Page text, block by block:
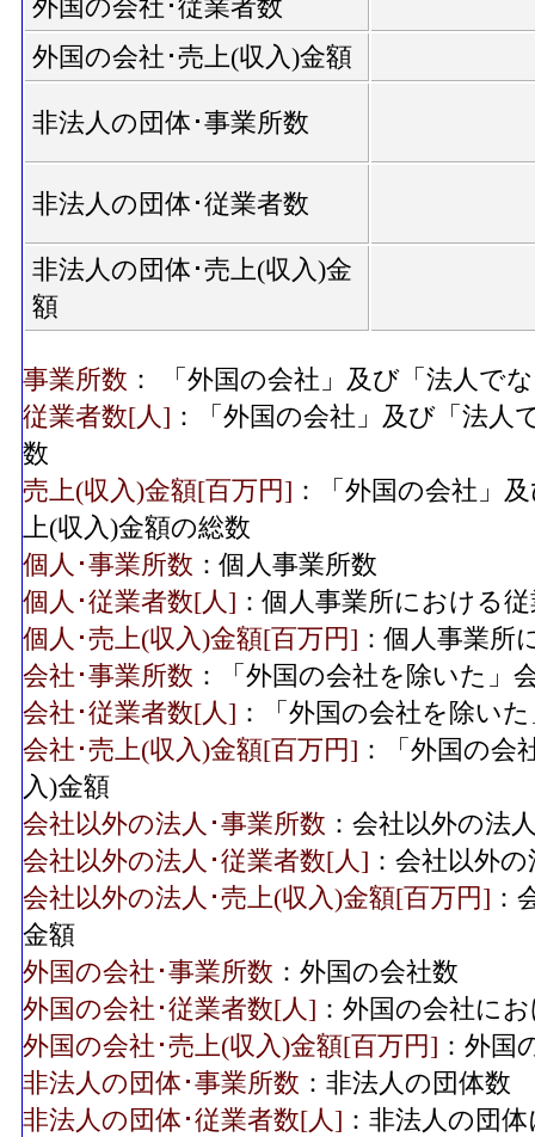
外国の会社･従業者数
外国の会社･売上(収入)金額
非法人の団体･事業所数
非法人の団体･従業者数
非法人の団体･売上(収入)金
額
事業所数 ： 「外国の会社」及び「法人で
従業者数[人] ：「外国の会社」及び「法
数
売上(収入)金額[百万円] ：「外国の会社」
上(収入)金額の総数
個人･事業所数 ：個人事業所数
個人･従業者数[人] ：個人事業所における
個人･売上(収入)金額[百万円] ：個人事業所
会社･事業所数 ：「外国の会社を除いた」
会社･従業者数[人] ：「外国の会社を除い
会社･売上(収入)金額[百万円] ：「外国の会
入)金額
会社以外の法人･事業所数 ：会社以外の法
会社以外の法人･従業者数[人] ：会社以外
会社以外の法人･売上(収入)金額[百万円] ：
金額
外国の会社･事業所数 ：外国の会社数
外国の会社･従業者数[人] ：外国の会社に
外国の会社･売上(収入)金額[百万円] ：外国
非法人の団体･事業所数 ：非法人の団体数
非法人の団体･従業者数[人] ：非法人の団